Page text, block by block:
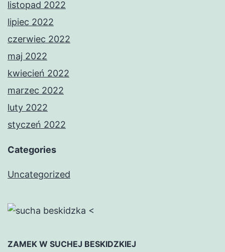
listopad 2022
lipiec 2022
czerwiec 2022
maj 2022
kwiecień 2022
marzec 2022
luty 2022
styczeń 2022
Categories
Uncategorized
<
ZAMEK W SUCHEJ BESKIDZKIEJ